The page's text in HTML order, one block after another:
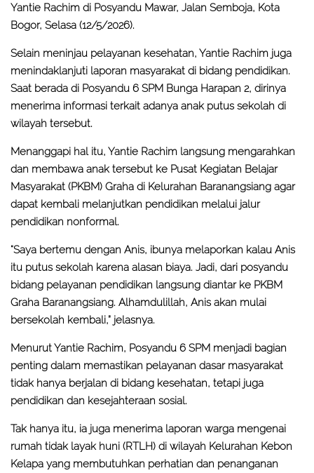
Yantie Rachim di Posyandu Mawar, Jalan Semboja, Kota
Bogor, Selasa (12/5/2026).
Selain meninjau pelayanan kesehatan, Yantie Rachim juga
menindaklanjuti laporan masyarakat di bidang pendidikan.
Saat berada di Posyandu 6 SPM Bunga Harapan 2, dirinya
menerima informasi terkait adanya anak putus sekolah di
wilayah tersebut.
Menanggapi hal itu, Yantie Rachim langsung mengarahkan
dan membawa anak tersebut ke Pusat Kegiatan Belajar
Masyarakat (PKBM) Graha di Kelurahan Baranangsiang agar
dapat kembali melanjutkan pendidikan melalui jalur
pendidikan nonformal.
“Saya bertemu dengan Anis, ibunya melaporkan kalau Anis
itu putus sekolah karena alasan biaya. Jadi, dari posyandu
bidang pelayanan pendidikan langsung diantar ke PKBM
Graha Baranangsiang. Alhamdulillah, Anis akan mulai
bersekolah kembali,” jelasnya.
Menurut Yantie Rachim, Posyandu 6 SPM menjadi bagian
penting dalam memastikan pelayanan dasar masyarakat
tidak hanya berjalan di bidang kesehatan, tetapi juga
pendidikan dan kesejahteraan sosial.
Tak hanya itu, ia juga menerima laporan warga mengenai
rumah tidak layak huni (RTLH) di wilayah Kelurahan Kebon
Kelapa yang membutuhkan perhatian dan penanganan